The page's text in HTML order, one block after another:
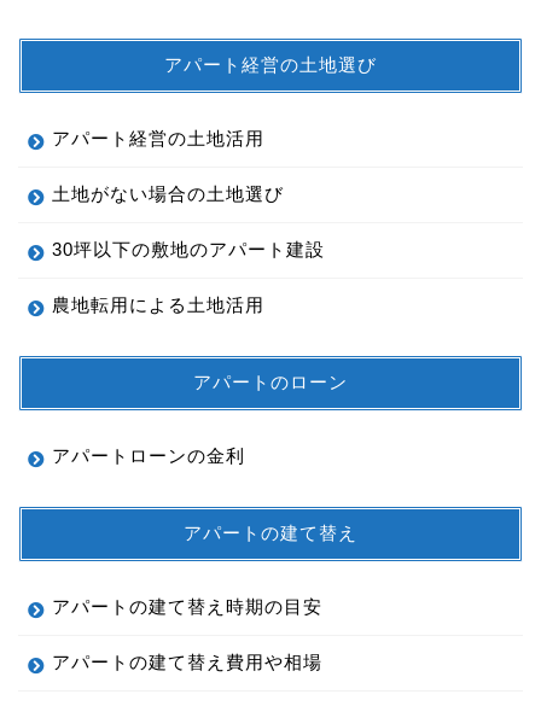
アパート経営の土地選び
アパート経営の土地活用
土地がない場合の土地選び
30坪以下の敷地のアパート建設
農地転用による土地活用
アパートのローン
アパートローンの金利
アパートの建て替え
アパートの建て替え時期の目安
アパートの建て替え費用や相場